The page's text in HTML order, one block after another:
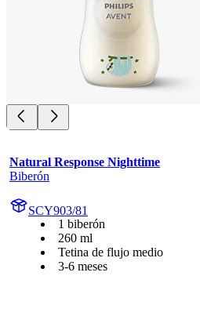
Natural Response Nighttime
Biberón
SCY903/81
1 biberón
260 ml
Tetina de flujo medio
3-6 meses